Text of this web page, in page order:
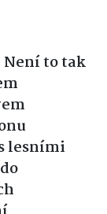
Není to tak
lesními